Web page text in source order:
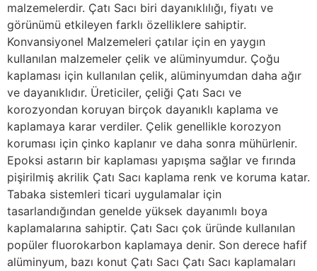
malzemelerdir. Çatı Sacı biri dayanıklılığı, fiyatı ve
görünümü etkileyen farklı özelliklere sahiptir.
Konvansiyonel Malzemeleri çatılar için en yaygın
kullanılan malzemeler çelik ve alüminyumdur. Çoğu
kaplaması için kullanılan çelik, alüminyumdan daha ağır
ve dayanıklıdır. Üreticiler, çeliği Çatı Sacı ve
korozyondan koruyan birçok dayanıklı kaplama ve
kaplamaya karar verdiler. Çelik genellikle korozyon
koruması için çinko kaplanır ve daha sonra mühürlenir.
Epoksi astarın bir kaplaması yapışma sağlar ve fırında
pişirilmiş akrilik Çatı Sacı kaplama renk ve koruma katar.
Tabaka sistemleri ticari uygulamalar için
tasarlandığından genelde yüksek dayanımlı boya
kaplamalarına sahiptir. Çatı Sacı çok üründe kullanılan
popüler fluorokarbon kaplamaya denir. Son derece hafif
alüminyum, bazı konut Çatı Sacı Çatı Sacı kaplamaları